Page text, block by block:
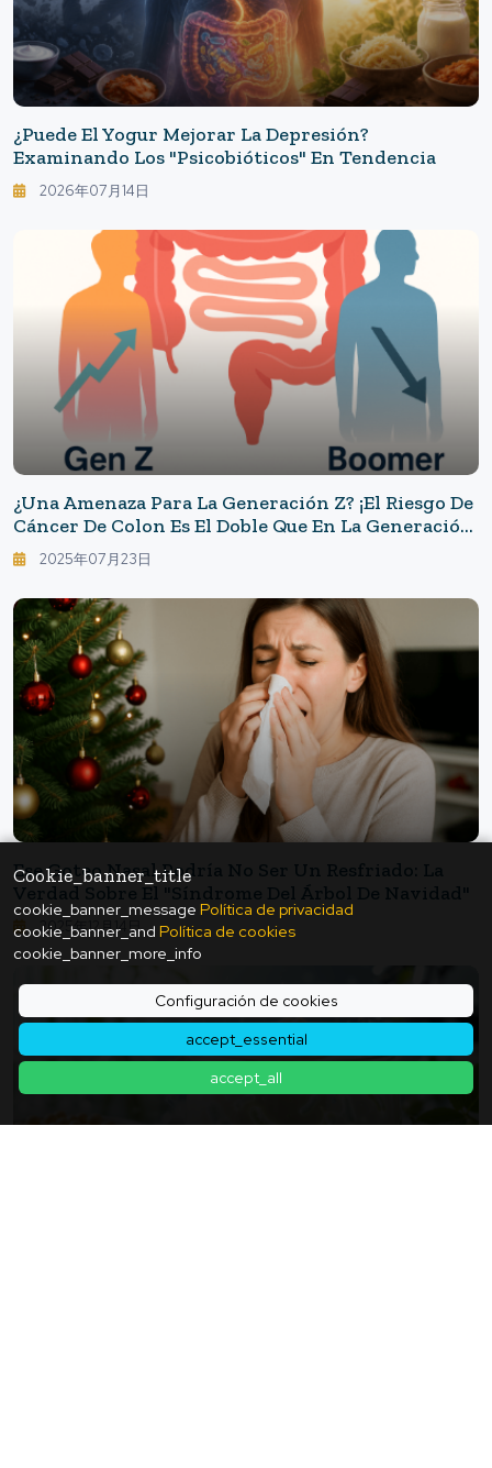
Cookie_banner_title
cookie_banner_message Política de privacidad
cookie_banner_and Política de cookies
cookie_banner_more_info
Configuración de cookies
accept_essential
accept_all
¿Puede El Yogur Mejorar La Depresión?
Examinando Los "psicobióticos" En Tendencia
2026年07月14日
¿Una Amenaza Para La Generación Z? ¡El Riesgo De
Cáncer De Colon Es El Doble Que En La Generación
Boomer!
2025年07月23日
Ese Goteo Nasal Podría No Ser Un Resfriado: La
Verdad Sobre El "Síndrome Del Árbol De Navidad"
2025年12月14日